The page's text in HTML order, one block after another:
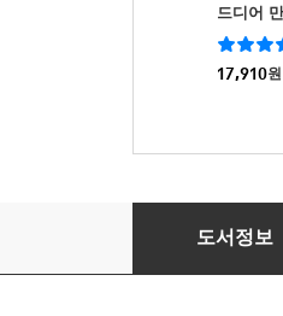
드디어
17,910원
식객 전 27권 세트
도서정보